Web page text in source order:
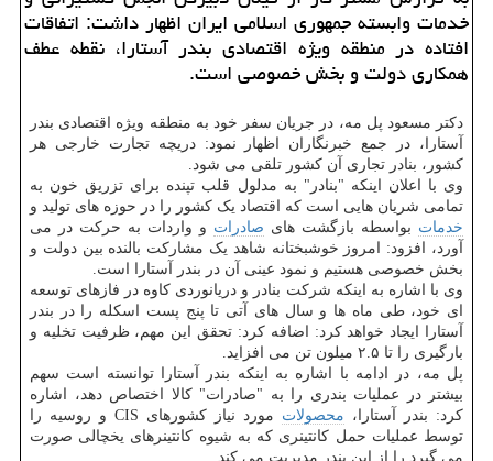
خدمات وابسته جمهوری اسلامی ایران اظهار داشت: اتفاقات
افتاده در منطقه ویژه اقتصادی بندر آستارا، نقطه عطف
همکاری دولت و بخش خصوصی است.
دکتر مسعود پل مه، در جریان سفر خود به منطقه ویژه اقتصادی بندر
آستارا، در جمع خبرنگاران اظهار نمود: دریچه تجارت خارجی هر
کشور، بنادر تجاری آن کشور تلقی می شود.
وی با اعلان اینکه "بنادر" به مدلول قلب تپنده برای تزریق خون به
تمامی شریان هایی است که اقتصاد یک کشور را در حوزه های تولید و
خدمات بواسطه بازگشت های صادرات و واردات به حرکت در می
آورد، افزود: امروز خوشبختانه شاهد یک مشارکت بالنده بین دولت و
بخش خصوصی هستیم و نمود عینی آن در بندر آستارا است.
وی با اشاره به اینکه شرکت بنادر و دریانوردی کاوه در فازهای توسعه
ای خود، طی ماه ها و سال های آتی تا پنج پست اسکله را در بندر
آستارا ایجاد خواهد کرد: اضافه کرد: تحقق این مهم، ظرفیت تخلیه و
بارگیری را تا ۲.۵ میلون تن می افزاید.
پل مه، در ادامه با اشاره به اینکه بندر آستارا توانسته است سهم
بیشتر در عملیات بندری را به "صادرات" کالا اختصاص دهد، اشاره
کرد: بندر آستارا، محصولات
مورد نیاز کشورهای CIS و روسیه را
توسط عملیات حمل کانتینری که به شیوه کانتینرهای یخچالی صورت
می گیرد را از این بندر مدیریت می کند.